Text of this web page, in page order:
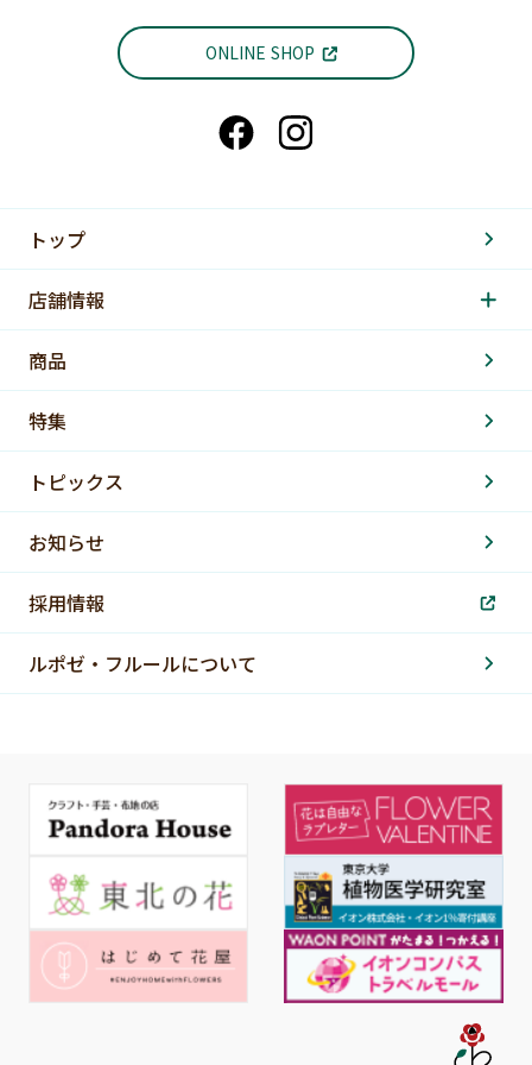
ONLINE SHOP
トップ
店舗情報
商品
特集
トピックス
お知らせ
採用情報
ルポゼ・フルールについて